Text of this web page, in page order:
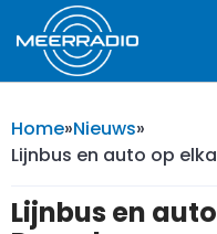
Home»Nieuws»
Lijnbus en auto op
Lijnbus en